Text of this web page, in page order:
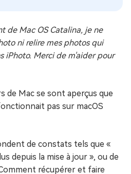
de Mac OS Catalina, je ne
ni relire mes photos qui
iPhoto. Merci de m'aider pour
de Mac se sont aperçus que
pas sur macOS
de constats tels que «
depuis la mise à jour », ou de
récupérer et faire